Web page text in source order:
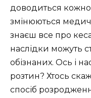
доводиться
змінюються
знаєш все про
наслідки можуть
обізнаних. Ось і
розтин? Хтось
спосіб